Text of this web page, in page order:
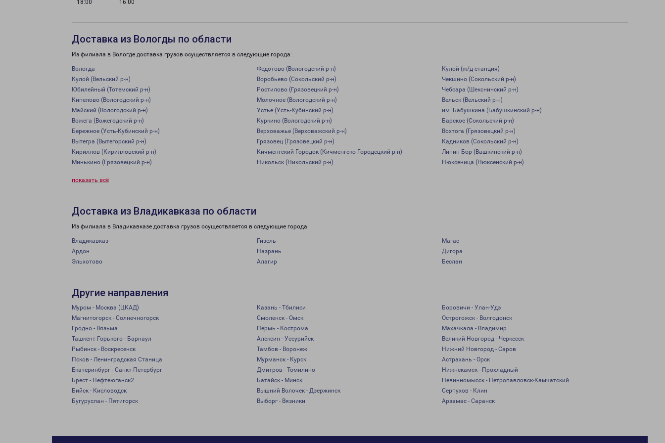
18:00 16:00
Доставка из Вологды по области
Из филиала в Вологде доставка грузов осуществляется в следующие города:
Вологда Федотово (Вологодский р-н)
Кулой (ж/д станция)
Кулой (Вельский р-н)
Воробьево (Сокольский р-н)
Чекшино (Сокольский р-н)
Юбилейный (Тотемский р-н)
Ростилово (Грязовецкий р-н)
Чебсара (Шекснинский р-н)
Кипелово (Вологодский р-н)
Молочное (Вологодский р-н)
Вельск (Вельский р-н)
Майский (Вологодский р-н)
Устье (Усть-Кубинский р-н)
им. Бабушкина (Бабушкинский р-н)
Вожега (Вожегодский р-н)
Куркино (Вологодский р-н)
Барское (Сокольский р-н)
Бережное (Усть-Кубинский р-н)
Верховажье (Верховажский р-н)
Вохтога (Грязовецкий р-н)
Вытегра (Вытегорский р-н)
Грязовец (Грязовецкий р-н)
Кадников (Сокольский р-н)
Кириллов (Кирилловский р-н)
Кичменгский Городок (Кичменгско-Городецкий р-н)
Липин Бор (Вашкинский р-н)
Минькино (Грязовецкий р-н)
Никольск (Никольский р-н) Нюксеница (Нюксенский р-н)
показать всё
Доставка из Владикавказа по области
Из филиала в Владикавказе доставка грузов осуществляется в следующие города:
Владикавказ Гизель
Магас
Ардон
Назрань
Дигора
Эльхотово
Алагир Беслан
Другие направления
Муром - Москва (ЦКАД) Казань - Тбилиси
Боровичи - Улан-Удэ
Магнитогорск - Солнечногорск
Смоленск - Омск
Острогожск - Волгодонск
Гродно - Вязьма
Пермь - Кострома
Махачкала - Владимир
Ташкент Горького - Барнаул
Алексин - Уссурийск
Великий Новгород - Черкесск
Рыбинск - Воскресенск
Тамбов - Воронеж
Нижний Новгород - Саров
Псков - Ленинградская Станица
Мурманск - Курск
Астрахань - Орск
Екатеринбург - Санкт-Петербург
Дмитров - Томилино
Нижнекамск - Прохладный
Брест - Нефтеюганск2
Батайск - Минск
Невинномысск - Петропавловск-Камчатский
Бийск - Кисловодск
Вышний Волочек - Дзержинск
Серпухов - Клин
Бугуруслан - Пятигорск
Выборг - Вязники Арзамас - Саранск